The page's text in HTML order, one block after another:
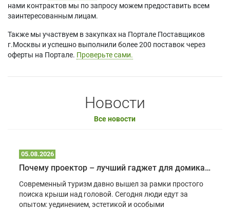
нами контрактов мы по запросу можем предоставить всем
заинтересованным лицам.
Также мы участвуем в закупках на Портале Поставщиков
г.Москвы и успешно выполнили более 200 поставок через
оферты на Портале. Проверьте сами.
Новости
Все новости
05.08.2026
Почему проектор – лучший гаджет для домика в глэмпинге
Современный туризм давно вышел за рамки простого
поиска крыши над головой. Сегодня люди едут за
опытом: уединением, эстетикой и особыми